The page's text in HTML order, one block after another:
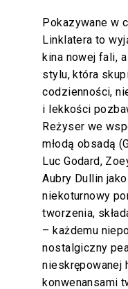
Pokazywane w
Linklatera to
kina nowej fali,
stylu, która
codzienności,
i lekkości
Reżyser we
młodą obsadą
Luc Godard,
Aubry Dullin
niekoturnowy
tworzenia,
– każdemu
nostalgiczny
nieskrępowanej
konwenansami